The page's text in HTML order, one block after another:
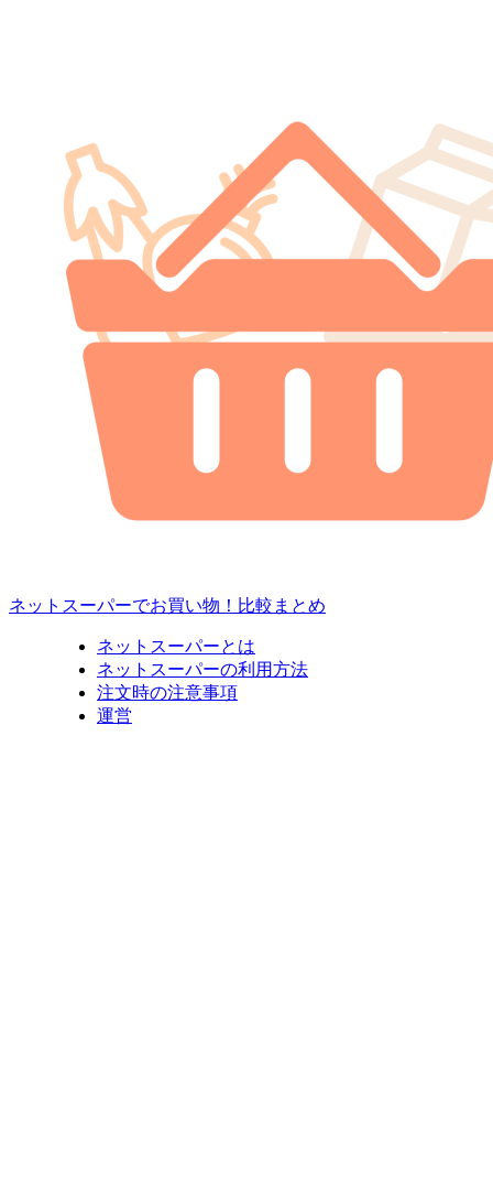
ネットスーパーでお買い物！比較まとめ
ネットスーパーとは
ネットスーパーの利用方法
注文時の注意事項
運営